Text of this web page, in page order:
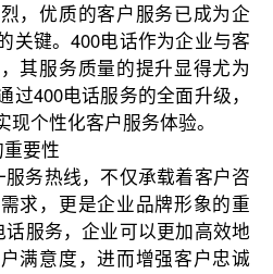
，优质的客户服务已成为企
关键。400电话作为企业与客
其服务质量的提升显得尤为
400电话服务的全面升级，
个性化客户服务体验。
要性
务热线，不仅承载着客户咨
求，更是企业品牌形象的重
服务，企业可以更加高效地
满意度，进而增强客户忠诚